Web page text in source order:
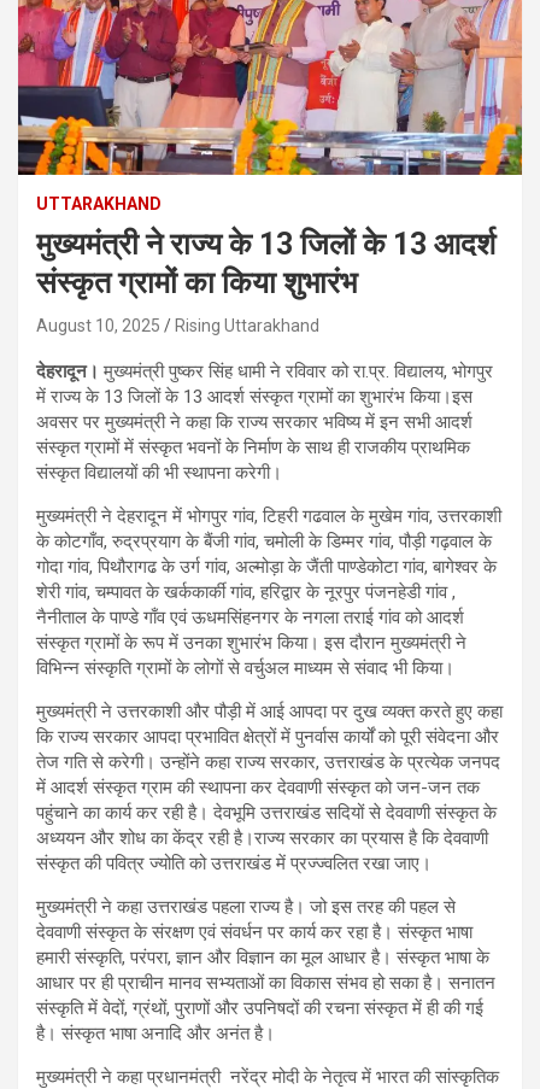
UTTARAKHAND
मुख्यमंत्री ने राज्य के 13 जिलों के 13 आदर्श
संस्कृत ग्रामों का किया शुभारंभ
August 10, 2025 Rising Uttarakhand
देहरादून। मुख्यमंत्री पुष्कर सिंह धामी ने रविवार को रा.प्र. विद्यालय, भोगपुर
में राज्य के 13 जिलों के 13 आदर्श संस्कृत ग्रामों का शुभारंभ किया।इस
अवसर पर मुख्यमंत्री ने कहा कि राज्य सरकार भविष्य में इन सभी आदर्श
संस्कृत ग्रामों में संस्कृत भवनों के निर्माण के साथ ही राजकीय प्राथमिक
संस्कृत विद्यालयों की भी स्थापना करेगी।
मुख्यमंत्री ने देहरादून में भोगपुर गांव, टिहरी गढवाल के मुखेम गांव, उत्तरकाशी
के कोटगाँव, रुद्रप्रयाग के बैंजी गांव, चमोली के डिम्मर गांव, पौड़ी गढ़वाल के
गोदा गांव, पिथौरागढ के उर्ग गांव, अल्मोड़ा के जैंती पाण्डेकोटा गांव, बागेश्वर के
शेरी गांव, चम्पावत के खर्ककार्की गांव, हरिद्वार के नूरपुर पंजनहेडी गांव ,
नैनीताल के पाण्डे गाँव एवं ऊधमसिंहनगर के नगला तराई गांव को आदर्श
संस्कृत ग्रामों के रूप में उनका शुभारंभ किया। इस दौरान मुख्यमंत्री ने
विभिन्न संस्कृति ग्रामों के लोगों से वर्चुअल माध्यम से संवाद भी किया।
मुख्यमंत्री ने उत्तरकाशी और पौड़ी में आई आपदा पर दुख व्यक्त करते हुए कहा
कि राज्य सरकार आपदा प्रभावित क्षेत्रों में पुनर्वास कार्यों को पूरी संवेदना और
तेज गति से करेगी। उन्होंने कहा राज्य सरकार, उत्तराखंड के प्रत्येक जनपद
में आदर्श संस्कृत ग्राम की स्थापना कर देववाणी संस्कृत को जन-जन तक
पहुंचाने का कार्य कर रही है। देवभूमि उत्तराखंड सदियों से देववाणी संस्कृत के
अध्ययन और शोध का केंद्र रही है।राज्य सरकार का प्रयास है कि देववाणी
संस्कृत की पवित्र ज्योति को उत्तराखंड में प्रज्ज्वलित रखा जाए।
मुख्यमंत्री ने कहा उत्तराखंड पहला राज्य है। जो इस तरह की पहल से
देववाणी संस्कृत के संरक्षण एवं संवर्धन पर कार्य कर रहा है। संस्कृत भाषा
हमारी संस्कृति, परंपरा, ज्ञान और विज्ञान का मूल आधार है। संस्कृत भाषा के
आधार पर ही प्राचीन मानव सभ्यताओं का विकास संभव हो सका है। सनातन
संस्कृति में वेदों, ग्रंथों, पुराणों और उपनिषदों की रचना संस्कृत में ही की गई
है। संस्कृत भाषा अनादि और अनंत है।
मुख्यमंत्री ने कहा प्रधानमंत्री नरेंद्र मोदी के नेतृत्व में भारत की सांस्कृतिक